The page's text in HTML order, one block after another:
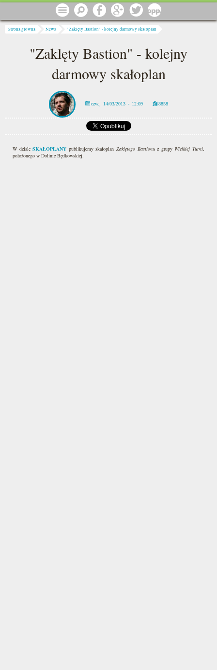
Przejdź do treści Menu Szukaj Facebook Google Twitter
Jesteś tutaj
Strona główna News "Zaklęty Bastion" - kolejny darmowy skałoplan
"Zaklęty Bastion" - kolejny
darmowy skałoplan
czw., 14/03/2013 - 12:09 8858
W dzialeSKAŁOPLANY publikujemy skałoplanZaklętego Bastionuz grupy Wielkiej Turni
położonego w Dolinie Będkowskiej.